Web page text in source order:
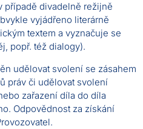
případě divadelně režijně
vyjádřeno literárně
textem a vyznačuje se
popř. též dialogy).
udělovat svolení se zásahem
práv či udělovat svolení
zařazení díla do díla
Odpovědnost za získání